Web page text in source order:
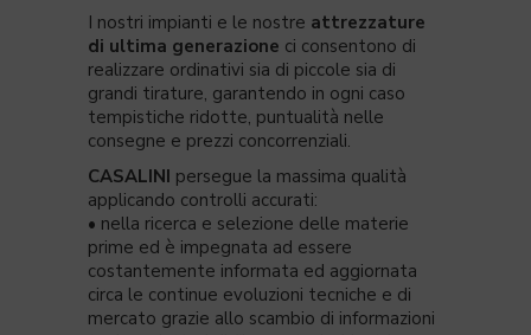
I nostri impianti e le nostre attrezzature
di ultima generazione ci consentono di
realizzare ordinativi sia di piccole sia di
grandi tirature, garantendo in ogni caso
tempistiche ridotte, puntualità nelle
consegne e prezzi concorrenziali.
CASALINI persegue la massima qualità
applicando controlli accurati:
• nella ricerca e selezione delle materie
prime ed è impegnata ad essere
costantemente informata ed aggiornata
circa le continue evoluzioni tecniche e di
mercato grazie allo scambio di informazioni